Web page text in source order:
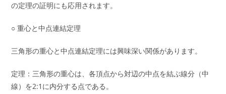
の定理の証明にも応用されます。
○ 重心と中点連結定理
三角形の重心と中点連結定理には興味深い関係があります。
定理：三角形の重心は、各頂点から対辺の中点を結ぶ線分（中
線）を2:1に内分する点である。